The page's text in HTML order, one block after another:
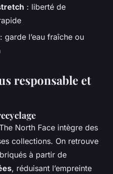
: liberté de
: garde l’eau fraîche ou
responsable et
North Face intègre des
collections. On retrouve
à partir de
, réduisant l’empreinte